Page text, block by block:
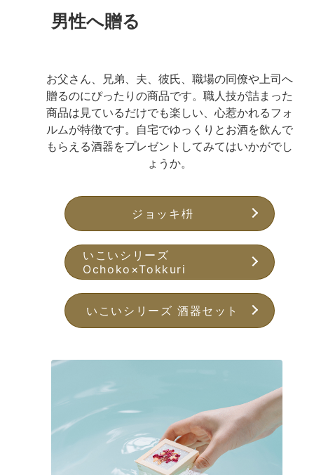
男性へ贈る
お父さん、兄弟、夫、彼氏、職場の同僚や上司へ
贈るのにぴったりの商品です。職人技が詰まった
商品は見ているだけでも楽しい、心惹かれるフォ
ルムが特徴です。自宅でゆっくりとお酒を飲んで
もらえる酒器をプレゼントしてみてはいかがでし
ょうか。
ジョッキ枡
いこいシリーズ
Ochoko×Tokkuri
いこいシリーズ 酒器セット